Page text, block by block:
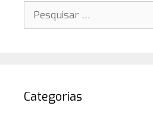
Pesquisar
por:
Categorias